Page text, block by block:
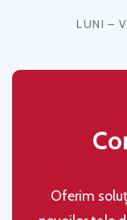
LUNI –
Oferim